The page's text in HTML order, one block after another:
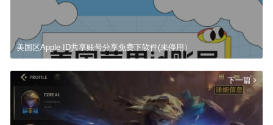
美国区Apple ID共享账号分享免费下软件(未停用）
下一篇